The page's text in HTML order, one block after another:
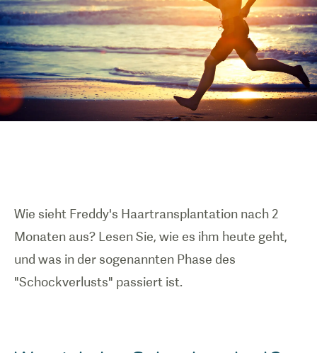
Wie sieht Freddy's Haartransplantation nach 2
Monaten aus? Lesen Sie, wie es ihm heute geht,
und was in der sogenannten Phase des
"Schockverlusts" passiert ist.